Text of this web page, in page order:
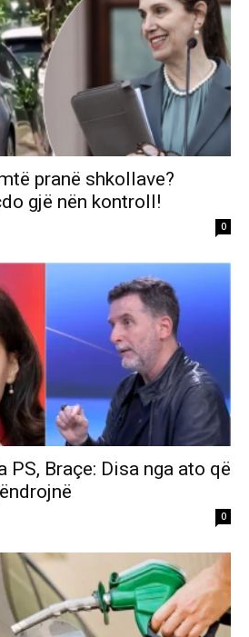
pranë shkollave?
gjë nën kontroll!
0
PS, Braçe: Disa nga ato që
0